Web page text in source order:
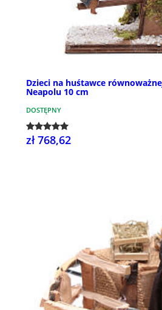
Dzieci na huśtawce
Neapolu 10 cm
DOSTĘPNY
zł 768,62